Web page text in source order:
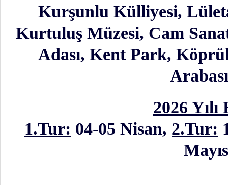
Kurşunlu Külliyesi,
Kurtuluş Müzesi, Cam
Adası, Kent Park,
2026
1.Tur: 04-05 Nisan, 2.Tur: